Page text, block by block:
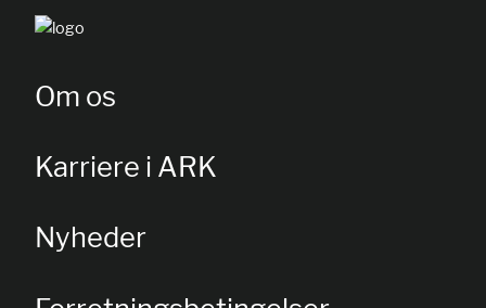
Om os
Karriere i ARK
Nyheder